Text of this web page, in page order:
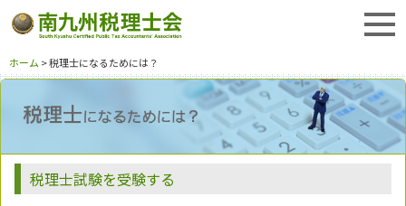
ホーム > 税理士になるためには？
税理士試験を受験する